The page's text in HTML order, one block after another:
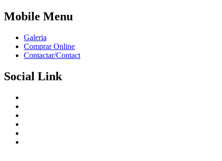
Mobile Menu
Galeria
Comprar Online
Contactar/Contact
Social Link